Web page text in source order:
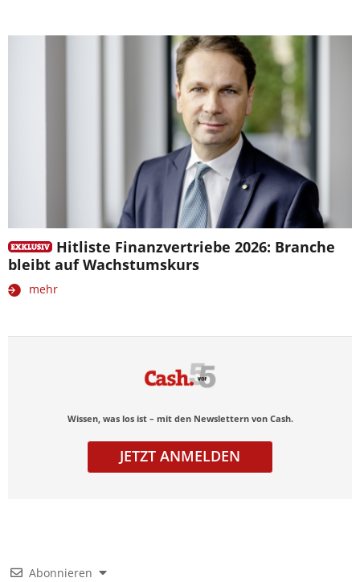
Hitliste Finanzvertriebe 2026: Branche
bleibt auf Wachstumskurs
mehr
Wissen, was los ist – mit den Newslettern von Cash.
JETZT ANMELDEN
Abonnieren